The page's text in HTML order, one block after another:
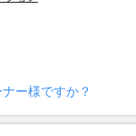
ー様ですか？